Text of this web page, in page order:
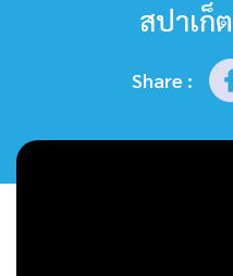
รายการย้อนหลัง
สปาเก็
Share :